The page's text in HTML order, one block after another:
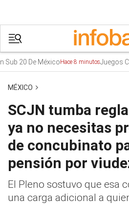
De MéxicoHace 8 minutosJuegos
MÉXICO
SCJN tumba
ya no necesitas
de concubinato
pensión por
El Pleno sostuvo que esa
una carga adicional a